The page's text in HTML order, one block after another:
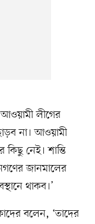
লীগের
না। আওয়ামী
নেই। শান্তি
জানমালের
থাকব।’
বলেন, ‘তাদের